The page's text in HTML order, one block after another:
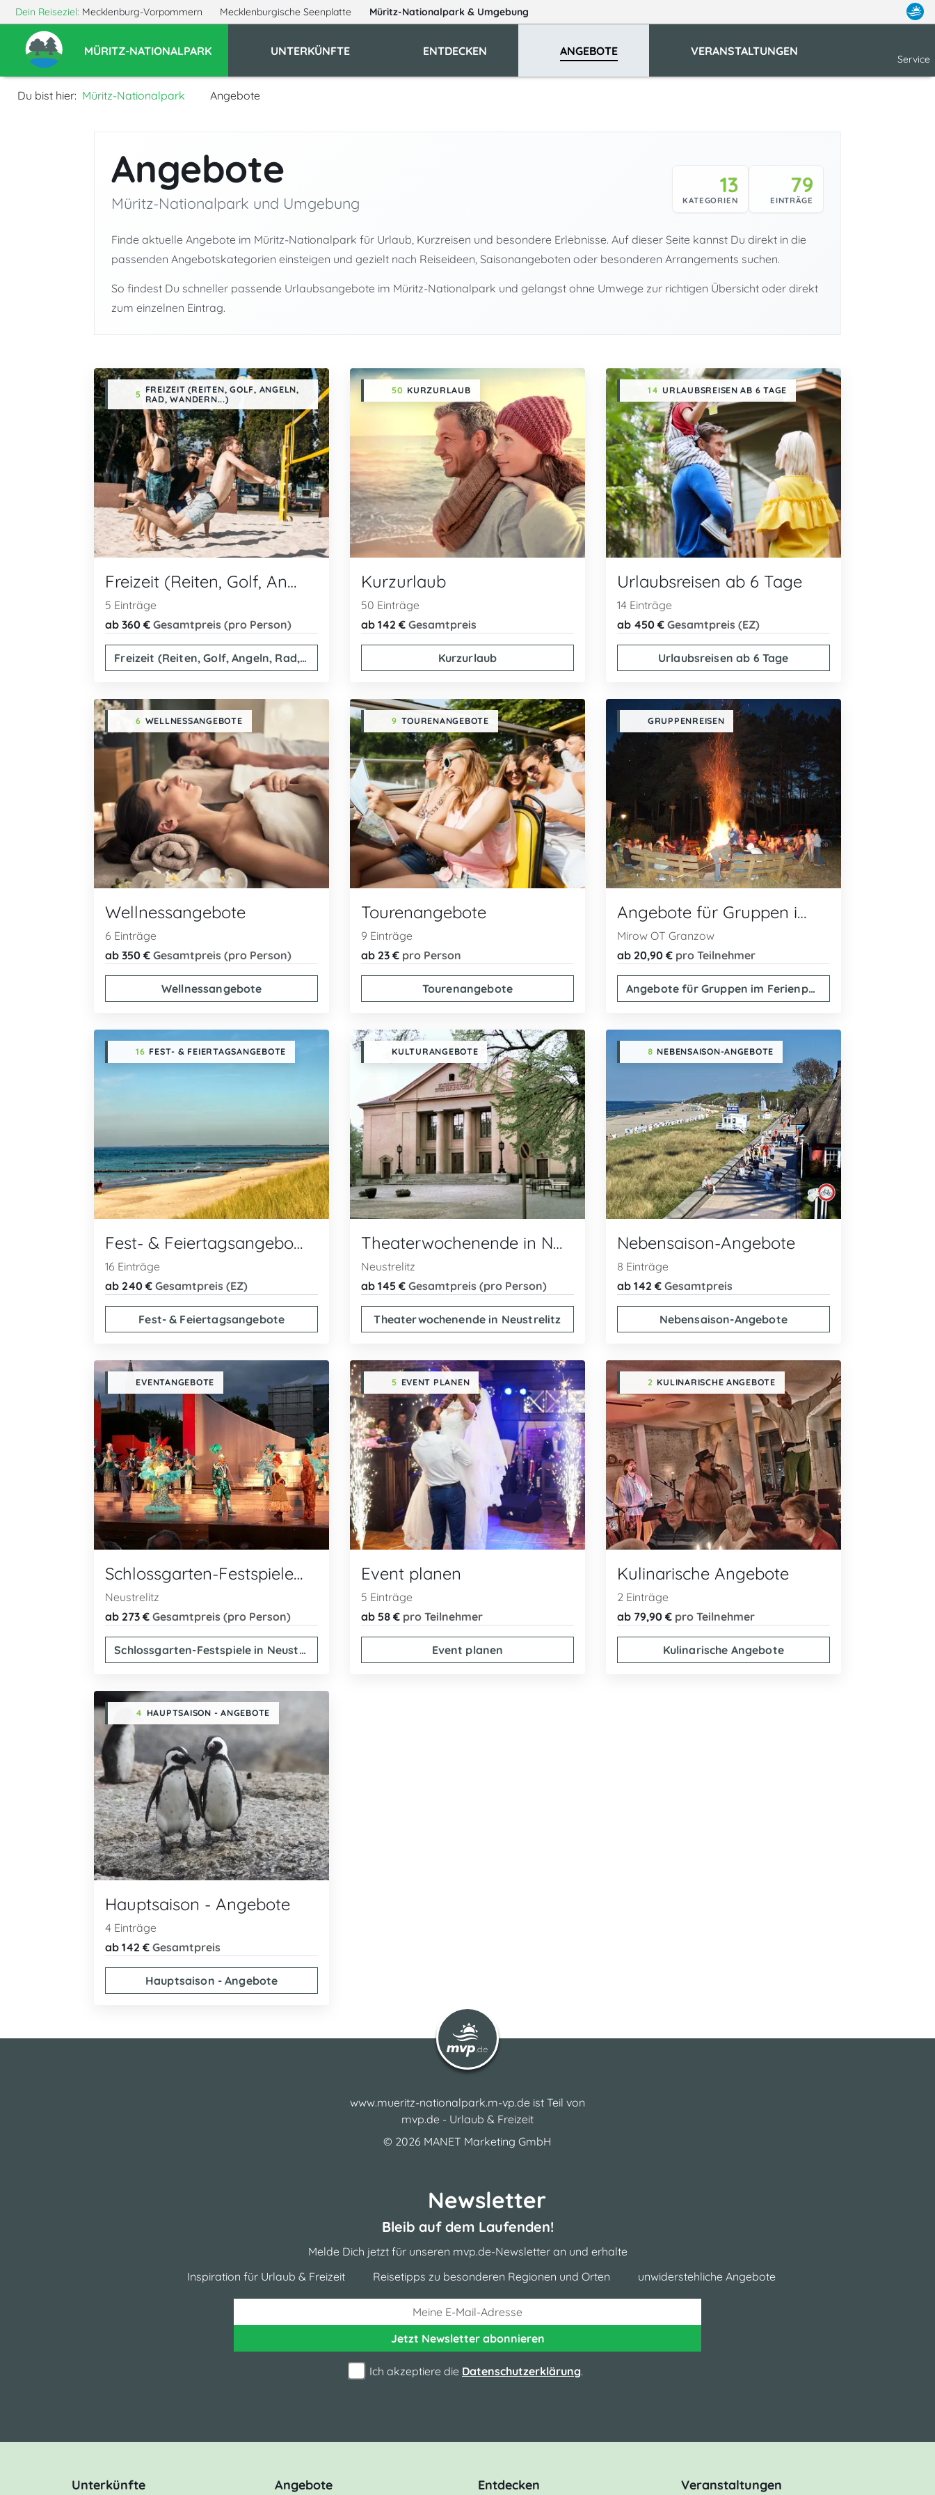
Dein Reiseziel: Mecklenburg-Vorpommern Mecklenburgische Seenplatte Müritz-Nationalpark & Umgebung
MÜRITZ-NATIONALPARK UNTERKÜNFTE ENTDECKEN ANGEBOTE VERANSTALTUNGEN
Service
Du bist hier: Müritz-Nationalpark Angebote
Angebote
Müritz-Nationalpark und Umgebung
13
KATEGORIEN
79
EINTRÄGE
Finde aktuelle Angebote im Müritz-Nationalpark für Urlaub, Kurzreisen und besondere Erlebnisse. Auf dieser Seite kannst Du direkt in die
passenden Angebotskategorien einsteigen und gezielt nach Reiseideen, Saisonangeboten oder besonderen Arrangements suchen.
So findest Du schneller passende Urlaubsangebote im Müritz-Nationalpark und gelangst ohne Umwege zur richtigen Übersicht oder direkt
zum einzelnen Eintrag.
5 FREIZEIT (REITEN, GOLF, ANGELN,
RAD, WANDERN...)
Freizeit (Reiten, Golf, Angeln, Rad, Wandern...)
5 Einträge
ab 360 €Gesamtpreis (pro Person)
Freizeit (Reiten, Golf, Angeln, Rad, Wandern...)
50 KURZURLAUB
Kurzurlaub
50 Einträge
ab 142 €Gesamtpreis
Kurzurlaub
14 URLAUBSREISEN AB 6 TAGE
Urlaubsreisen ab 6 Tage
14 Einträge
ab 450 € Gesamtpreis (EZ)
Urlaubsreisen ab 6 Tage
6 WELLNESSANGEBOTE
Wellnessangebote
6 Einträge
ab 350 €Gesamtpreis (pro Person)
Wellnessangebote
9 TOURENANGEBOTE
Tourenangebote
9 Einträge
ab 23 € pro Person
Tourenangebote
GRUPPENREISEN
Angebote für Gruppen im Ferienpark
Mirow OT Granzow
ab 20,90 € pro Teilnehmer
Angebote für Gruppen im Ferienpark
16 FEST- & FEIERTAGSANGEBOTE
Fest- & Feiertagsangebote
16 Einträge
ab 240 €Gesamtpreis (EZ)
Fest- & Feiertagsangebote
KULTURANGEBOTE
Theaterwochenende in Neustrelitz
Neustrelitz
ab 145 €Gesamtpreis (pro Person)
Theaterwochenende in Neustrelitz
8 NEBENSAISON-ANGEBOTE
Nebensaison-Angebote
8 Einträge
ab 142 € Gesamtpreis
Nebensaison-Angebote
EVENTANGEBOTE
Schlossgarten-Festspiele in Neustrelitz
Neustrelitz
ab 273 €Gesamtpreis (pro Person)
Schlossgarten-Festspiele in Neustrelitz
5 EVENT PLANEN
Event planen
5 Einträge
ab 58 € pro Teilnehmer
Event planen
2 KULINARISCHE ANGEBOTE
Kulinarische Angebote
2 Einträge
ab 79,90 € pro Teilnehmer
Kulinarische Angebote
4 HAUPTSAISON - ANGEBOTE
Hauptsaison - Angebote
4 Einträge
ab 142 €Gesamtpreis
Hauptsaison - Angebote
www.mueritz-nationalpark.m-vp.de ist Teil von
mvp.de - Urlaub & Freizeit
© 2026 MANET Marketing GmbH
Newsletter
Bleib auf dem Laufenden!
Melde Dich jetzt für unseren mvp.de-Newsletter an und erhalte
Inspiration für Urlaub & Freizeit
Reisetipps zu besonderen Regionen und Orten unwiderstehliche Angebote
Jetzt Newsletterabonnieren
Ich akzeptiere die Datenschutzerklärung.
Unterkünfte Angebote Entdecken Veranstaltungen